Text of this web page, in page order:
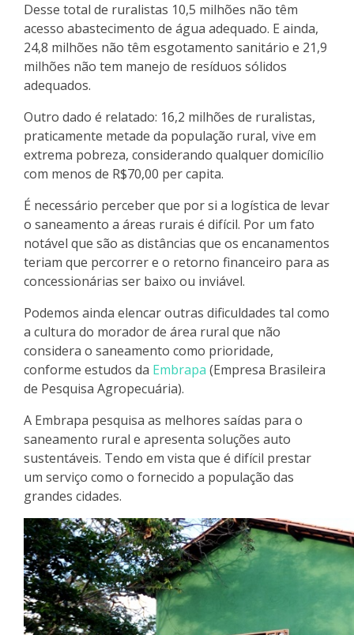
Desse total de ruralistas 10,5 milhões não têm
acesso abastecimento de água adequado. E ainda,
24,8 milhões não têm esgotamento sanitário e 21,9
milhões não tem manejo de resíduos sólidos
adequados.
Outro dado é relatado: 16,2 milhões de ruralistas,
praticamente metade da população rural, vive em
extrema pobreza, considerando qualquer domicílio
com menos de R$70,00 per capita.
É necessário perceber que por si a logística de levar
o saneamento a áreas rurais é difícil. Por um fato
notável que são as distâncias que os encanamentos
teriam que percorrer e o retorno financeiro para as
concessionárias ser baixo ou inviável.
Podemos ainda elencar outras dificuldades tal como
a cultura do morador de área rural que não
considera o saneamento como prioridade,
conforme estudos da Embrapa (Empresa Brasileira
de Pesquisa Agropecuária).
A Embrapa pesquisa as melhores saídas para o
saneamento rural e apresenta soluções auto
sustentáveis. Tendo em vista que é difícil prestar
um serviço como o fornecido a população das
grandes cidades.